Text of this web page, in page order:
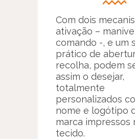
Com dois
ativação –
comando -, e um
prático de
recolha, podem
assim o desejar,
totalmente
personalizados
nome e logótipo
marca impressos
tecido.